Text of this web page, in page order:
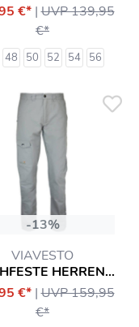
€* |UVP 139,95
€*
48 50 52 54 56
-13%
VIAVESTO
STICHFESTE HERRENHOSE INFANTE
€* |UVP 159,95
€*